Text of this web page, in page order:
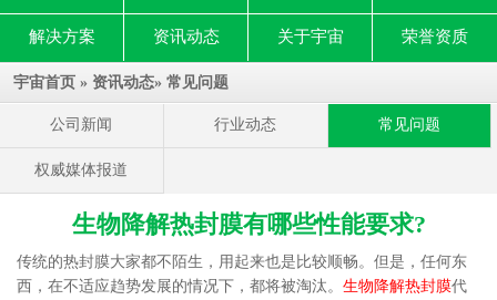
解决方案 资讯动态 关于宇宙 荣誉资质
宇宙首页 » 资讯动态» 常见问题
公司新闻 行业动态 常见问题
权威媒体报道
生物降解热封膜有哪些性能要求?
传统的热封膜大家都不陌生，用起来也是比较顺畅。但是，任何东
西，在不适应趋势发展的情况下，都将被淘汰。 生物降解热封膜代